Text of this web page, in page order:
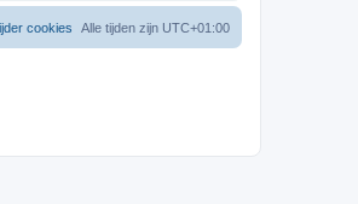
Alle tijden zijn UTC+01:00
cookies